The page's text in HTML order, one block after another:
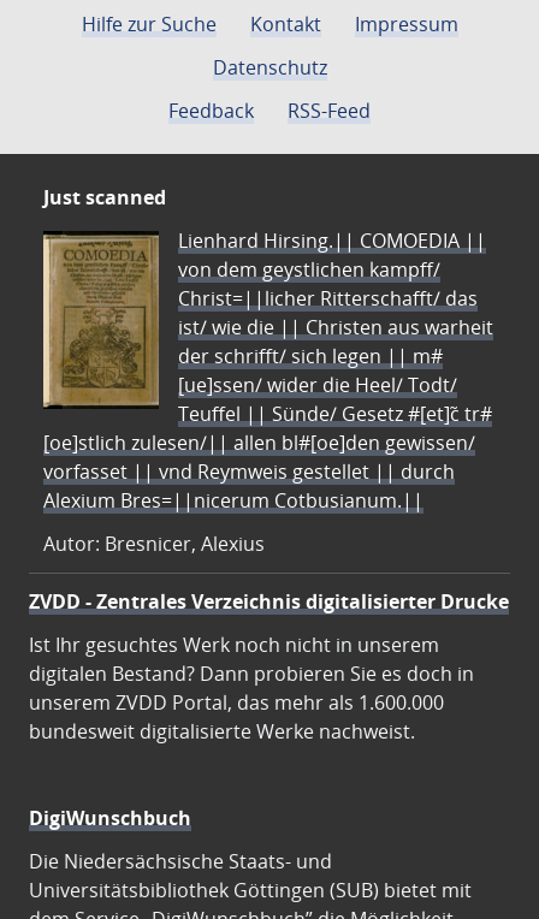
Hilfe zur Suche Kontakt
Impressum
Datenschutz
Feedback
RSS-Feed
Just scanned
Lienhard Hirsing.|| COMOEDIA ||
von dem geystlichen kampff/
Christ=||licher Ritterschafft/ das
ist/ wie die || Christen aus warheit
der schrifft/ sich legen || m#
[ue]ssen/ wider die Heel/ Todt/
Teuffel || Sünde/ Gesetz #[et]c̃ tr#
[oe]stlich zulesen/|| allen bl#[oe]den gewissen/
vorfasset || vnd Reymweis gestellet || durch
Alexium Bres=||nicerum Cotbusianum.||
Autor: Bresnicer, Alexius
ZVDD - Zentrales Verzeichnis digitalisierter Drucke
Ist Ihr gesuchtes Werk noch nicht in unserem
digitalen Bestand? Dann probieren Sie es doch in
unserem ZVDD Portal, das mehr als 1.600.000
bundesweit digitalisierte Werke nachweist.
DigiWunschbuch
Die Niedersächsische Staats- und
Universitätsbibliothek Göttingen (SUB) bietet mit